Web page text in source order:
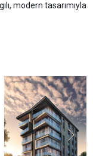
modern tasarımıyla